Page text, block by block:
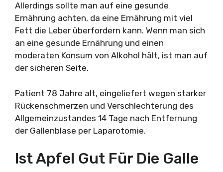
Allerdings sollte man auf eine gesunde
Ernährung achten, da eine Ernährung mit viel
Fett die Leber überfordern kann. Wenn man sich
an eine gesunde Ernährung und einen
moderaten Konsum von Alkohol hält, ist man auf
der sicheren Seite.
Patient 78 Jahre alt, eingeliefert wegen starker
Rückenschmerzen und Verschlechterung des
Allgemeinzustandes 14 Tage nach Entfernung
der Gallenblase per Laparotomie.
Ist Apfel Gut Für Die Galle